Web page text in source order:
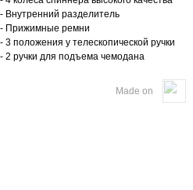
- Внутренний разделитель
- Прижимные ремни
- 3 положения у телескопической ручки
- 2 ручки для подъема чемодана
Made on